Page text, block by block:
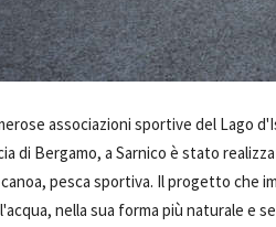
associazioni sportive del Lago
di Bergamo, a Sarnico è stato
pesca sportiva. Il progetto che
nella sua forma più naturale e